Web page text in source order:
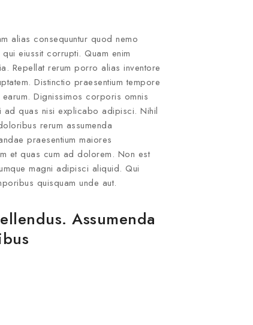
alias consequuntur quod nemo
eiussit corrupti. Quam enim
Repellat rerum porro alias inventore
Distinctio praesentium tempore
Dignissimos corporis omnis
ad quas nisi explicabo adipisci. Nihil
rerum assumenda
praesentium maiores
et quas cum ad dolorem. Non est
magni adipisci aliquid. Qui
quisquam unde aut.
Assumenda